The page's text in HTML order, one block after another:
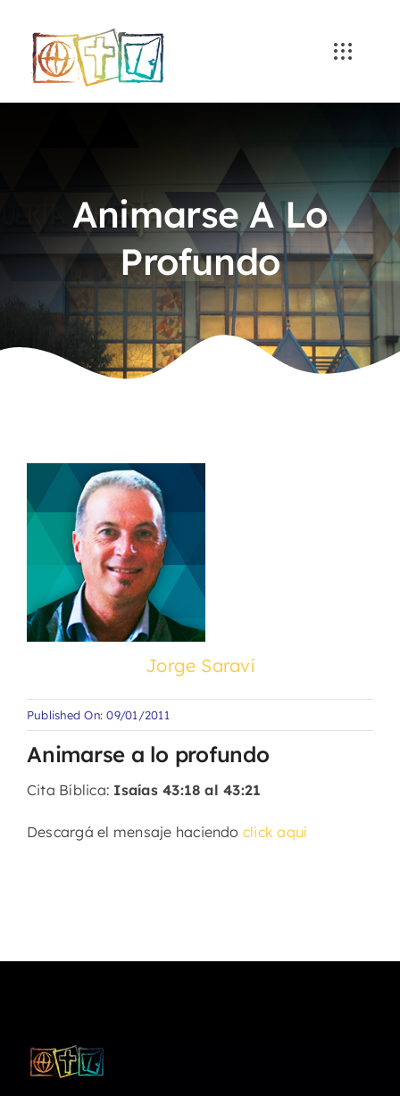
content
Animarse A Lo
Profundo
Jorge Saraví
Published On: 09/01/2011
Animarse a lo profundo
Cita Bíblica: Isaías 43:18 al 43:21
Descargá el mensaje haciendo click aquí